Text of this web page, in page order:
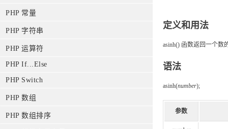
PHP 常量
PHP 字符串
PHP 运算符
PHP If...Else
PHP Switch
PHP 数组
PHP 数组排序
定义和用法
asinh() 函数返回一个数
语法
asinh(number);
参数